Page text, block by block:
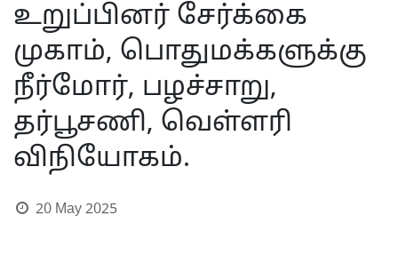
உறுப்பினர் சேர்க்கை
முகாம், பொதுமக்களுக்கு
நீர்மோர், பழச்சாறு,
தர்பூசணி, வெள்ளரி
விநியோகம்.
20 May 2025